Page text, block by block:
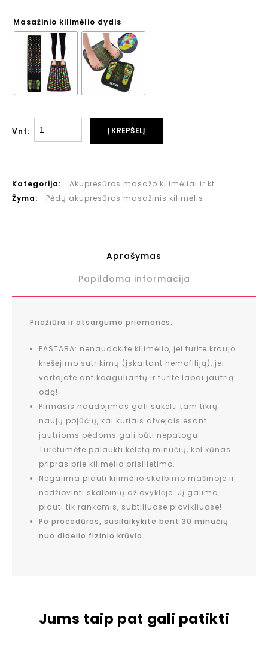
Masažinio kilimėlio dydis
Vnt: Į KREPŠELĮ
Kategorija:
Akupresūros masažo kilimėliai ir kt.
Žyma:
Pėdų akupresūros masažinis kilimėlis
Aprašymas
Papildoma informacija
Priežiūra ir atsargumo priemonės:
PASTABA: nenaudokite kilimėlio, jei turite kraujo
krešėjimo sutrikimų (įskaitant hemofiliją), jei
vartojate antikoaguliantų ir turite labai jautrią
odą!
Pirmasis naudojimas gali sukelti tam tikrų
naujų pojūčių, kai kuriais atvejais esant
jautrioms pėdoms gali būti nepatogu.
Turėtumėte palaukti keletą minučių, kol kūnas
pripras prie kilimėlio prisilietimo.
Negalima plauti kilimėlio skalbimo mašinoje ir
nedžiovinti skalbinių džiovyklėje. Jį galima
plauti tik rankomis, subtiliuose plovikliuose!
Po procedūros, susilaikykite bent 30 minučių
nuo didelio fizinio krūvio.
Jums taip pat gali patikti